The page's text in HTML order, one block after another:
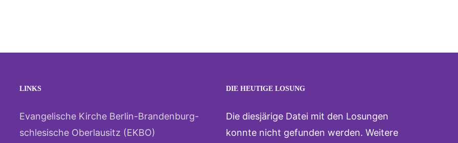
LINKS
Evangelische Kirche Berlin-Brandenburg-
schlesische Oberlausitz (EKBO)
DIE HEUTIGE LOSUNG
Die diesjärige Datei mit den Losungen
konnte nicht gefunden werden. Weitere